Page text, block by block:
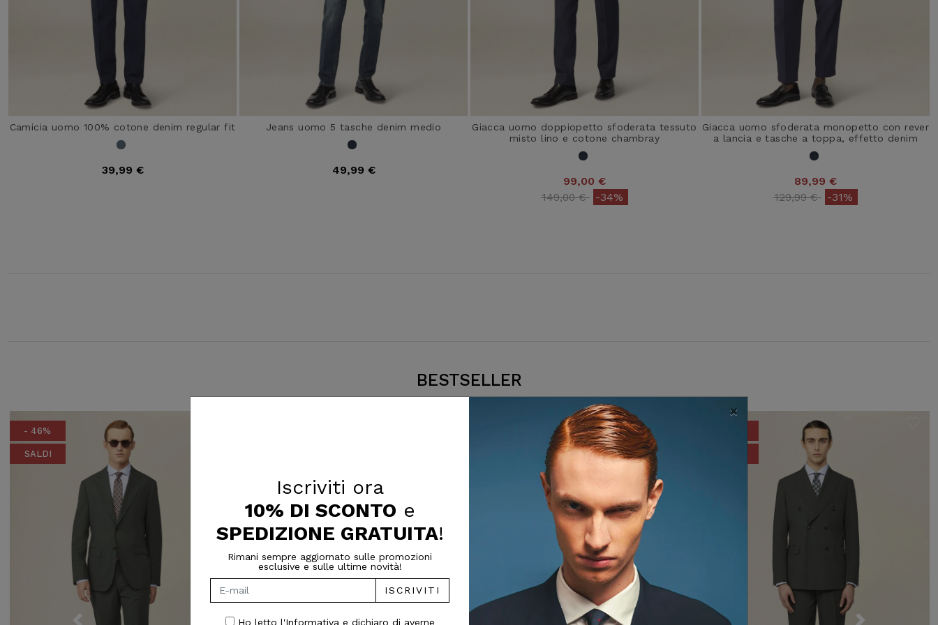
Camicia uomo 100% cotone denim regular fit
39,99 €
Jeans uomo 5 tasche denim medio
49,99 €
Giacca uomo doppiopetto sfoderata tessuto
misto lino e cotone chambray
99,00 €
Price reduced from
149,00 €to-34%
Giacca uomo sfoderata monopetto con rever
a lancia e tasche a toppa, effetto denim
89,99 €
Price reduced from
129,99 €to-31%
BESTSELLER
- 46%
SALDI
×
Iscriviti ora
10% DI SCONTO e
SPEDIZIONE GRATUITA!
Rimani sempre aggiornato sulle promozioni
esclusive e sulle ultime novità!
ISCRIVITI
Ho letto l'Informativa e dichiaro di averne